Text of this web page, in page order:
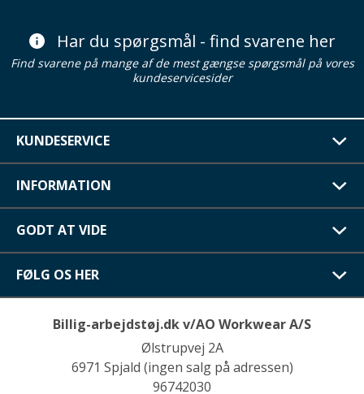
Har du spørgsmål - find svarene her
Find svarene på mange af de mest gængse spørgsmål på vores
kundeservicesider
KUNDESERVICE
INFORMATION
GODT AT VIDE
FØLG OS HER
Billig-arbejdstøj.dk v/AO Workwear A/S
Ølstrupvej 2A
6971 Spjald (ingen salg på adressen)
96742030